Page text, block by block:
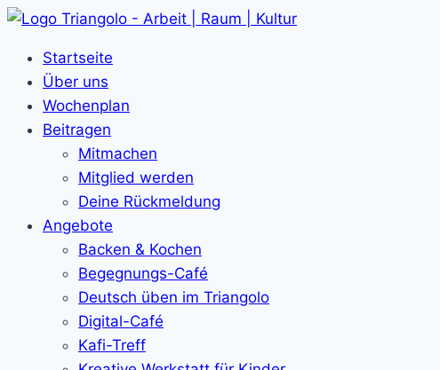
Zum
springenStartseite
Über uns
Wochenplan
Beitragen
Mitmachen
Mitglied werden
Deine Rückmeldung
Angebote
Backen & Kochen
Begegnungs-Café
Deutsch üben im Triangolo
Digital-Café
Kafi-Treff